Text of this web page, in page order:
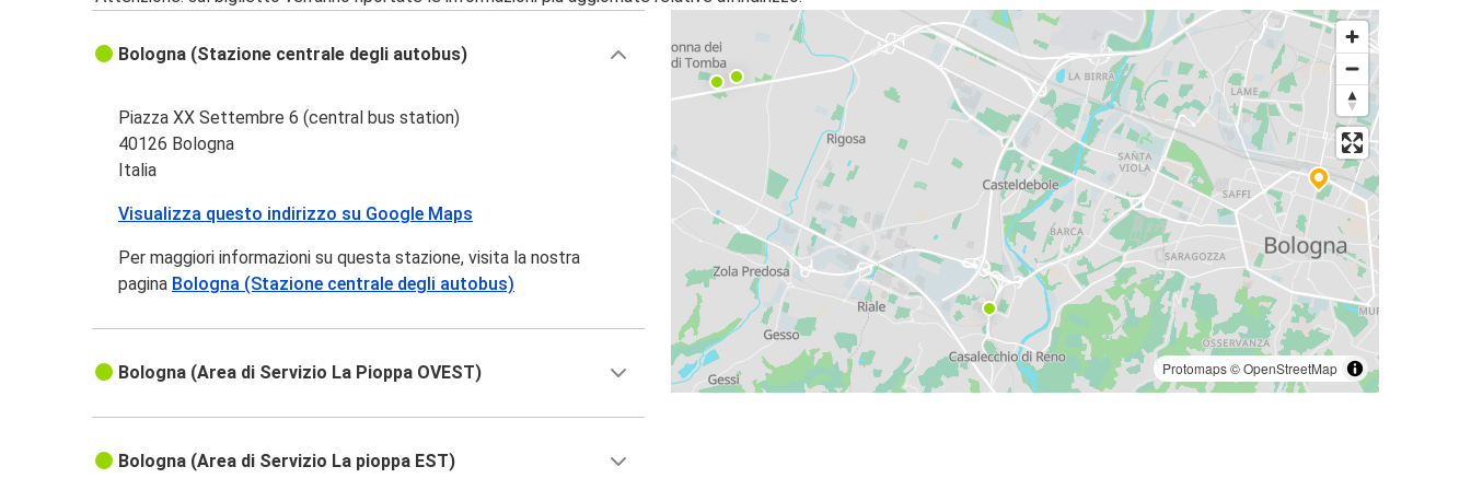
Protomaps©OpenStreetMap
Bologna (Stazione centrale degli autobus)
Piazza XX Settembre 6 (central bus station)
40126 Bologna
Italia
Visualizza questo indirizzo su Google Maps
Per maggiori informazioni su questa stazione, visita la nostra
pagina Bologna (Stazione centrale degli autobus)
Bologna (Area di Servizio La Pioppa OVEST)
Bologna (Area di Servizio La pioppa EST)